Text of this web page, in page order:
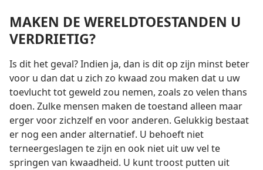
MAKEN DE WERELDTOESTANDEN U
VERDRIETIG?
Is dit het geval? Indien ja, dan is dit op zijn minst beter
voor u dan dat u zich zo kwaad zou maken dat u uw
toevlucht tot geweld zou nemen, zoals zo velen thans
doen. Zulke mensen maken de toestand alleen maar
erger voor zichzelf en voor anderen. Gelukkig bestaat
er nog een ander alternatief. U behoeft niet
terneergeslagen te zijn en ook niet uit uw vel te
springen van kwaadheid. U kunt troost putten uit